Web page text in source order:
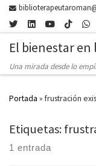
Skip to content
El bienestar
Una mirada desde lo
Portada » frustración
Etiquetas:
1 entrada